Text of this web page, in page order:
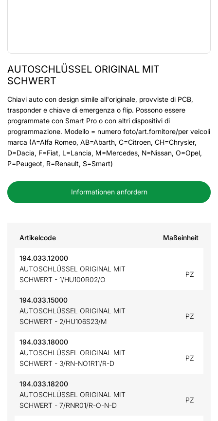
AUTOSCHLÜSSEL ORIGINAL MIT
SCHWERT
Chiavi auto con design simile all'originale, provviste di PCB,
trasponder e chiave di emergenza o flip. Possono essere
programmate con Smart Pro o con altri dispositivi di
programmazione. Modello = numero foto/art.fornitore/per veicoli
marca (A=Alfa Romeo, AB=Abarth, C=Citroen, CH=Chrysler,
D=Dacia, F=Fiat, L=Lancia, M=Mercedes, N=Nissan, O=Opel,
P=Peugeot, R=Renault, S=Smart)
Informationen anfordern
Artikelcode Maßeinheit
194.033.12000
AUTOSCHLÜSSEL ORIGINAL MIT
SCHWERT - 1/HU100R02/O
PZ
194.033.15000
AUTOSCHLÜSSEL ORIGINAL MIT
SCHWERT - 2/HU106S23/M
PZ
194.033.18000
AUTOSCHLÜSSEL ORIGINAL MIT
SCHWERT - 3/RN-NO1R11/R-D
PZ
194.033.18200
AUTOSCHLÜSSEL ORIGINAL MIT
SCHWERT - 7/RNR01/R-O-N-D
PZ